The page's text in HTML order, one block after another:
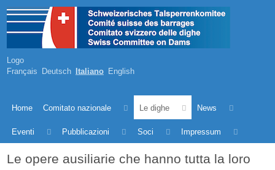
Logo
Français Deutsch Italiano English
Home Comitato nazionale Le dighe News
Eventi Pubblicazioni Soci Impressum
Le opere ausiliarie che hanno tutta la loro